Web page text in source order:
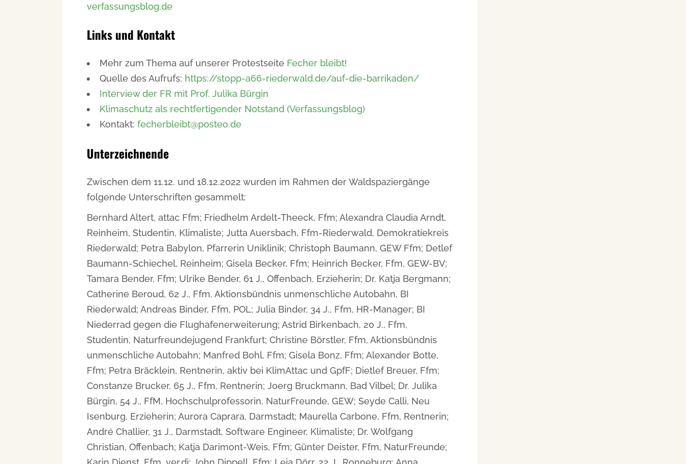
verfassungsblog.de
Links und Kontakt
Mehr zum Thema auf unserer Protestseite Fecher bleibt!
Quelle des Aufrufs: https://stopp-a66-riederwald.de/auf-die-barrikaden/
Interview der FR mit Prof. Julika Bürgin
Klimaschutz als rechtfertigender Notstand (Verfassungsblog)
Kontakt: fecherbleibt@posteo.de
Unterzeichnende
Zwischen dem 11.12. und 18.12.2022 wurden im Rahmen der Waldspaziergänge
folgende Unterschriften gesammelt:
Bernhard Altert, attac Ffm; Friedhelm Ardelt-Theeck, Ffm; Alexandra Claudia Arndt,
Reinheim, Studentin, Klimaliste; Jutta Auersbach, Ffm-Riederwald, Demokratiekreis
Riederwald; Petra Babylon, Pfarrerin Uniklinik; Christoph Baumann, GEW Ffm; Detlef
Baumann-Schiechel, Reinheim; Gisela Becker, Ffm; Heinrich Becker, Ffm, GEW-BV;
Tamara Bender, Ffm; Ulrike Bender, 61 J., Offenbach, Erzieherin; Dr. Katja Bergmann;
Catherine Beroud, 62 J., Ffm, Aktionsbündnis unmenschliche Autobahn, BI
Riederwald; Andreas Binder, Ffm, POL; Julia Binder, 34 J., Ffm, HR-Manager; BI
Niederrad gegen die Flughafenerweiterung; Astrid Birkenbach, 20 J., Ffm,
Studentin, Naturfreundejugend Frankfurt; Christine Börstler, Ffm, Aktionsbündnis
unmenschliche Autobahn; Manfred Bohl, Ffm; Gisela Bonz, Ffm; Alexander Botte,
Ffm; Petra Bräcklein, Rentnerin, aktiv bei KlimAttac und GpfF; Dietlef Breuer, Ffm;
Constanze Brucker, 65 J., Ffm, Rentnerin; Joerg Bruckmann, Bad Vilbel; Dr. Julika
Bürgin, 54 J., FfM, Hochschulprofessorin, NaturFreunde, GEW; Seyde Calli, Neu
Isenburg, Erzieherin; Aurora Caprara, Darmstadt; Maurella Carbone, Ffm, Rentnerin;
André Challier, 31 J., Darmstadt, Software Engineer, Klimaliste; Dr. Wolfgang
Christian, Offenbach; Katja Darimont-Weis, Ffm; Günter Deister, Ffm, NaturFreunde;